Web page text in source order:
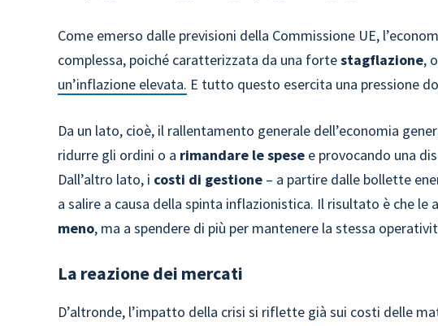
Come emerso dalle previsioni della Commissione UE,
complessa, poiché caratterizzata da una fortestagflazione,
un’inflazione elevata. E tutto questo esercita una pressione
Da un lato, cioè, il rallentamento generale dell’economia
ridurre gli ordini o a rimandare le spese e provocando una
Dall’altro lato, i costi di gestione – a partire dalle bollette
a salire a causa della spinta inflazionistica. Il risultato è che
meno, ma a spendere di più per mantenere la stessa
La reazione dei mercati
D’altronde, l’impatto della crisi si riflette già sui costi delle